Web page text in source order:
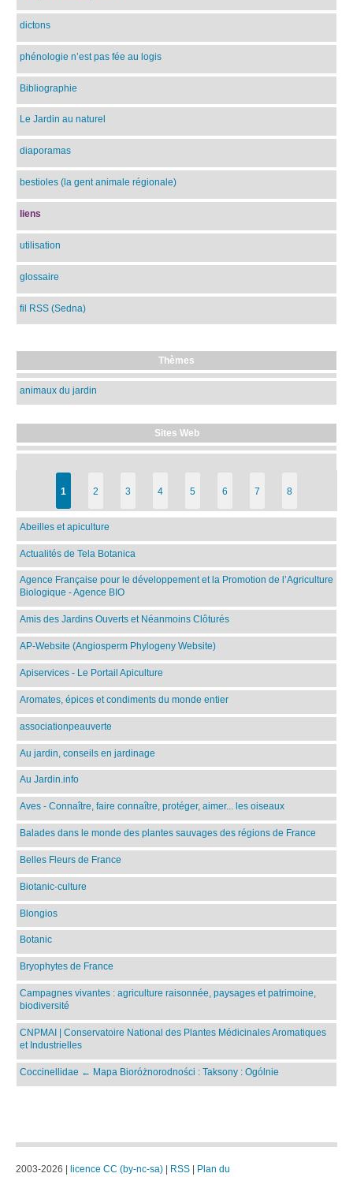
dictons
phénologie n’est pas fée au logis
Bibliographie
Le Jardin au naturel
diaporamas
bestioles (la gent animale régionale)
liens
utilisation
glossaire
fil RSS (Sedna)
Thèmes
animaux du jardin
Sites Web
1 2 3 4 5 6 7 8
Abeilles et apiculture
Actualités de Tela Botanica
Agence Française pour le développement et la Promotion de l’Agriculture
Biologique - Agence BIO
Amis des Jardins Ouverts et Néanmoins Clôturés
AP-Website (Angiosperm Phylogeny Website)
Apiservices - Le Portail Apiculture
Aromates, épices et condiments du monde entier
associationpeauverte
Au jardin, conseils en jardinage
Au Jardin.info
Aves - Connaître, faire connaître, protéger, aimer... les oiseaux
Balades dans le monde des plantes sauvages des régions de France
Belles Fleurs de France
Biotanic-culture
Blongios
Botanic
Bryophytes de France
Campagnes vivantes : agriculture raisonnée, paysages et patrimoine,
biodiversité
CNPMAI | Conservatoire National des Plantes Médicinales Aromatiques
et Industrielles
Coccinellidae ← Mapa Bioróżnorodności : Taksony : Ogólnie
2003-2026 | licence CC (by-nc-sa) | RSS | Plan du